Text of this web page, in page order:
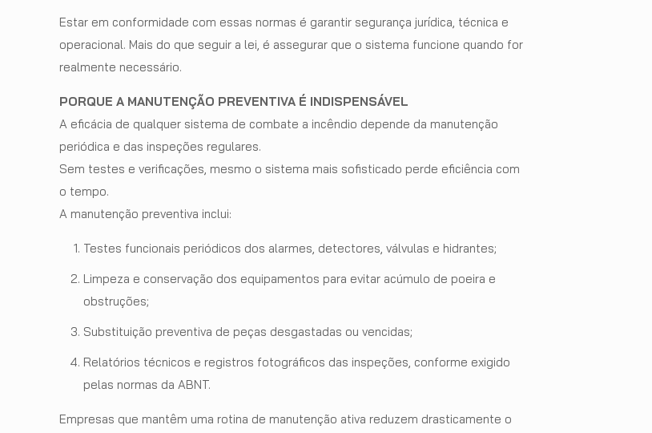
Estar em conformidade com essas normas é garantir segurança jurídica, técnica e
operacional. Mais do que seguir a lei, é assegurar que o sistema funcione quando for
realmente necessário.
PORQUE A MANUTENÇÃO PREVENTIVA É INDISPENSÁVEL
A eficácia de qualquer sistema de combate a incêndio depende da manutenção
periódica e das inspeções regulares.
Sem testes e verificações, mesmo o sistema mais sofisticado perde eficiência com
o tempo.
A manutenção preventiva inclui:
Testes funcionais periódicos dos alarmes, detectores, válvulas e hidrantes;
Limpeza e conservação dos equipamentos para evitar acúmulo de poeira e
obstruções;
Substituição preventiva de peças desgastadas ou vencidas;
Relatórios técnicos e registros fotográficos das inspeções, conforme exigido
pelas normas da ABNT.
Empresas que mantêm uma rotina de manutenção ativa reduzem drasticamente o